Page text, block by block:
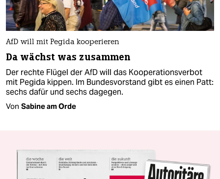
AfD will mit Pegida kooperieren
Da wächst was zusammen
Der rechte Flügel der AfD will das Kooperationsverbot
mit Pegida kippen. Im Bundesvorstand gibt es einen Patt:
sechs dafür und sechs dagegen.
Von Sabine am Orde